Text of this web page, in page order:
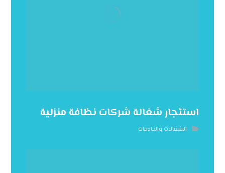
استئجار شغالة شركات نظافة منزلية
الشغالات والخادمات